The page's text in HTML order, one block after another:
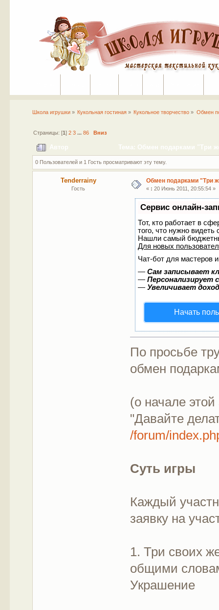
Школа игрушки» Кукольная гостиная » Кукольное творчество » Обмен
Страницы: [1 ] 2 3 ... 86 Вниз
Автор Тема: Обмен подарками "Три
0 Пользователей и 1 Гость просматривают эту тему.
Tenderrainy
Гость
Обмен подарками "Три
« : 20 Июнь 2011, 20:55:54 »
Сервис онлайн-
Тот, кто работает в
того, что нужно
Нашли самый
Для новых
Чат-бот для мастеров
—Сам записывает
—Персонализирует
—Увеличивает
Начать
По просьбе
обмен
(о начале
"Давайте
/forum/
Суть игры
Каждый
заявку на
1. Три своих
общими
Украшение